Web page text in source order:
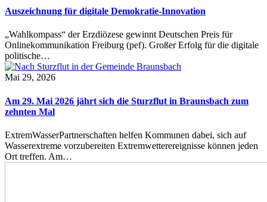
Auszeichnung für digitale Demokratie-Innovation
„Wahlkompass“ der Erzdiözese gewinnt Deutschen Preis für
Onlinekommunikation Freiburg (pef). Großer Erfolg für die digitale
politische…
Mai 29, 2026
Am 29. Mai 2026 jährt sich die Sturzflut in Braunsbach zum
zehnten Mal
ExtremWasserPartnerschaften helfen Kommunen dabei, sich auf
Wasserextreme vorzubereiten Extremwetterereignisse können jeden
Ort treffen. Am…